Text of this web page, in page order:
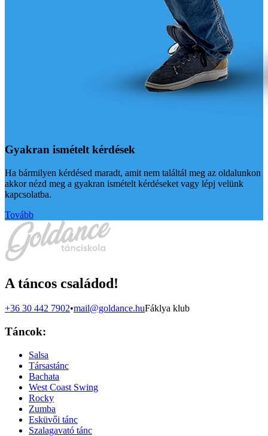
Gyakran ismételt kérdések
Ha bármilyen kérdésed maradt, amit nem találtál meg az oldalunkon
akkor nézd meg a gyakran ismételt kérdéseket vagy lépj velünk
kapcsolatba.
Tovább
A táncos családod!
+36 30 442 7902•mail@goldance.huFáklya klub
Táncok:
Salsa
Társastánc
Bachata
West Coast Swing
Rocky
Zumba
Esküvői tánc
Szalagavató tánc